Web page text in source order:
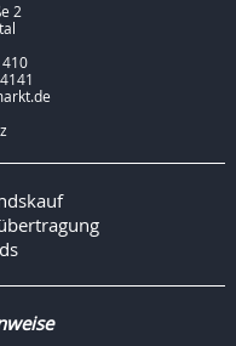
2
410